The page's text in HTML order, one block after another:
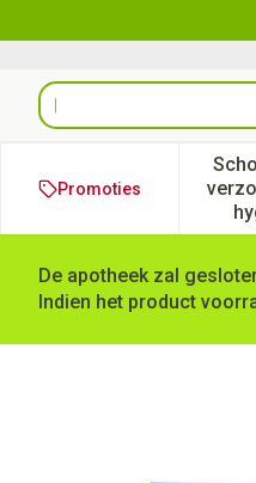
Product, merk,
Promoties
De apotheek zal
Indien het product